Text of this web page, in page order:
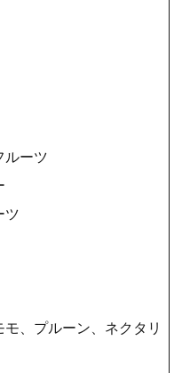
ルーツ
ツ
モ、プルーン、ネクタリ